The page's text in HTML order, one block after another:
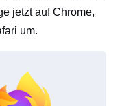
jetzt auf Chrome,
um.